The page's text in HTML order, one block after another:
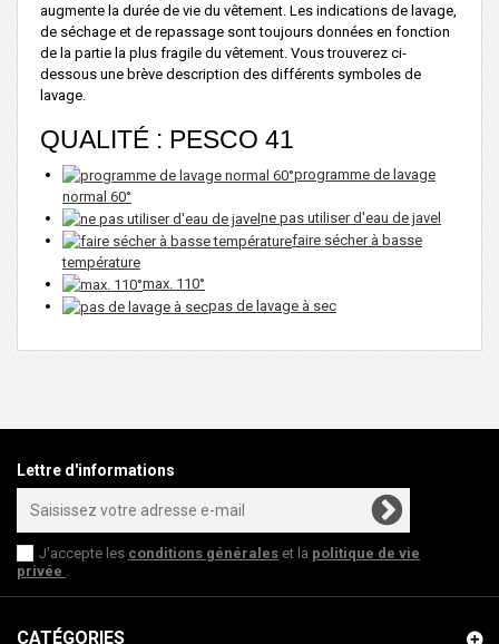
augmente la durée de vie du vêtement. Les indications de lavage,
de séchage et de repassage sont toujours données en fonction
de la partie la plus fragile du vêtement. Vous trouverez ci-
dessous une brève description des différents symboles de
lavage.
QUALITÉ : PESCO 41
programme de lavage
normal 60°
ne pas utiliser d'eau de javel
faire sécher à basse
température
max. 110°
pas de lavage à sec
Lettre d'informations
J'accepte les conditions générales et la politique de vie
privée .
CATÉGORIES